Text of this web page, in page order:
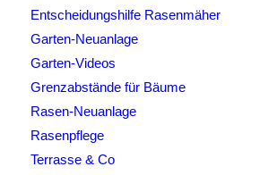
Entscheidungshilfe Rasenmäher
Garten-Neuanlage
Garten-Videos
Grenzabstände für Bäume
Rasen-Neuanlage
Rasenpflege
Terrasse & Co